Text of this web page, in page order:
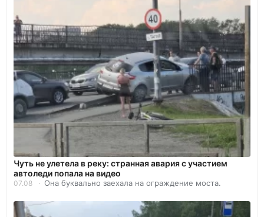
Чуть не улетела в реку: странная авария с участием
автоледи попала на видео
07.08 Она буквально заехала на ограждение моста.